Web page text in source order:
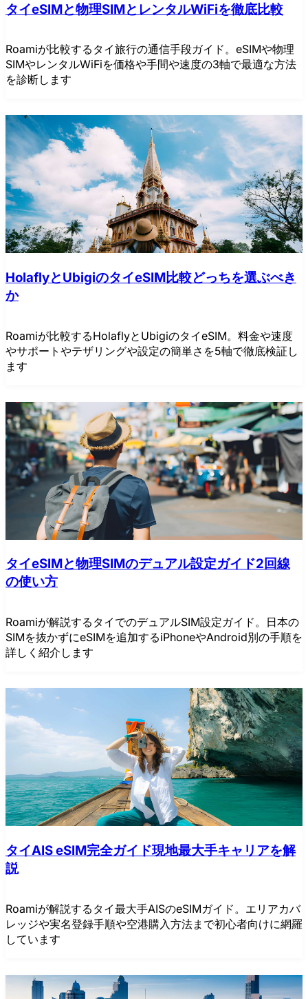
タイeSIMと物理SIMとレンタルWiFiを徹底比較
Roamiが比較するタイ旅行の通信手段ガイド。eSIMや物理
SIMやレンタルWiFiを価格や手間や速度の3軸で最適な方法
を診断します
HolaflyとUbigiのタイeSIM比較どっちを選ぶべき
か
Roamiが比較するHolaflyとUbigiのタイeSIM。料金や速度
やサポートやテザリングや設定の簡単さを5軸で徹底検証し
ます
タイeSIMと物理SIMのデュアル設定ガイド2回線
の使い方
Roamiが解説するタイでのデュアルSIM設定ガイド。日本の
SIMを抜かずにeSIMを追加するiPhoneやAndroid別の手順を
詳しく紹介します
タイAIS eSIM完全ガイド現地最大手キャリアを解
説
Roamiが解説するタイ最大手AISのeSIMガイド。エリアカバ
レッジや実名登録手順や空港購入方法まで初心者向けに網羅
しています